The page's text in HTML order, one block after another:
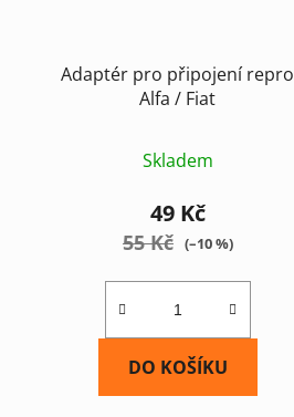
Adaptér pro připojení repro
Alfa / Fiat
Skladem
49 Kč
55 Kč (–10 %)
DO KOŠÍKU